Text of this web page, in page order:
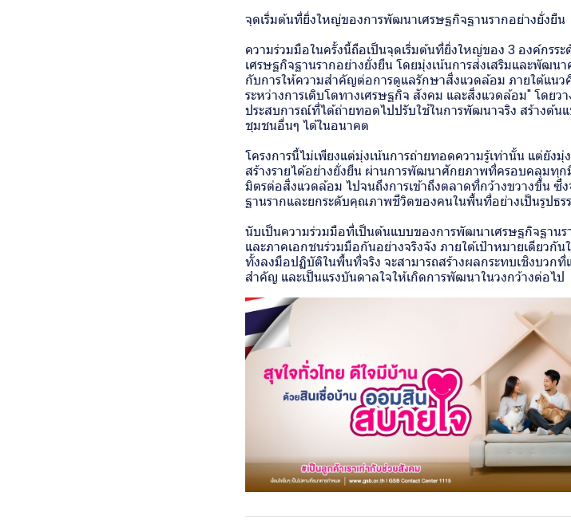
จุดเริ่มต้นที่ยิ่งใหญ่ของการพัฒนาเศรษฐกิจฐานรากอย่างยั่งยืน
ความร่วมมือในครั้งนี้ถือเป็นจุดเริ่มต้นที่ยิ่งใหญ่ของ 3 องค์กร
เศรษฐกิจฐานรากอย่างยั่งยืน โดยมุ่งเน้นการส่งเสริมและพัฒ
กับการให้ความสำคัญต่อการดูแลรักษาสิ่งแวดล้อม ภายใต้แน
ระหว่างการเติบโตทางเศรษฐกิจ สังคม และสิ่งแวดล้อม" โดย
ประสบการณ์ที่ได้ถ่ายทอดไปปรับใช้ในการพัฒนาจริง สร้างต้น
ชุมชนอื่นๆ ได้ในอนาคต
โครงการนี้ไม่เพียงแต่มุ่งเน้นการถ่ายทอดความรู้เท่านั้น แต่ยัง
สร้างรายได้อย่างยั่งยืน ผ่านการพัฒนาศักยภาพที่ครอบคลุมทุก
มิตรต่อสิ่งแวดล้อม ไปจนถึงการเข้าถึงตลาดที่กว้างขวางขึ้น ซึ่
ฐานรากและยกระดับคุณภาพชีวิตของคนในพื้นที่อย่างเป็นรูปธร
นับเป็นความร่วมมือที่เป็นต้นแบบของการพัฒนาเศรษฐกิจฐาน
และภาคเอกชนร่วมมือกันอย่างจริงจัง ภายใต้เป้าหมายเดียว
ทั้งลงมือปฏิบัติในพื้นที่จริง จะสามารถสร้างผลกระทบเชิงบวก
สำคัญ และเป็นแรงบันดาลใจให้เกิดการพัฒนาในวงกว้างต่อไป